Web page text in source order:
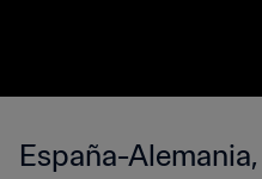
España-